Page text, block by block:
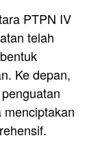
PTPN IV
telah
Ke depan,